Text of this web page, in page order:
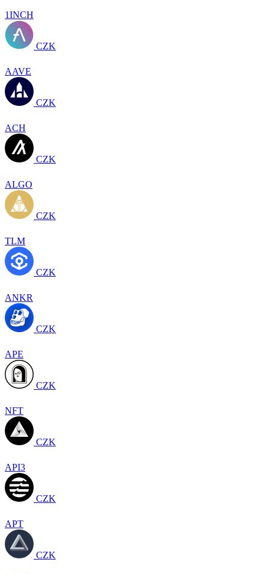
1INCH
CZK
AAVE
CZK
ACH
CZK
ALGO
CZK
TLM
CZK
ANKR
CZK
APE
CZK
NFT
CZK
API3
CZK
APT
CZK